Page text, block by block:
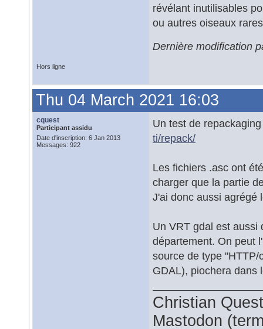
révélant inutilisables
ou autres oiseaux
Dernière modification
Hors ligne
Thu 04 March 2021 16:03
cquest
Participant assidu
Date d'inscription: 6 Jan 2013
Messages: 922
Un test de
ti/repack/
Les fichiers .asc ont
charger que la partie
J'ai donc aussi agrégé
Un VRT gdal est aussi
département. On peut
source de type
GDAL), piochera dans
Christian
Mastodon